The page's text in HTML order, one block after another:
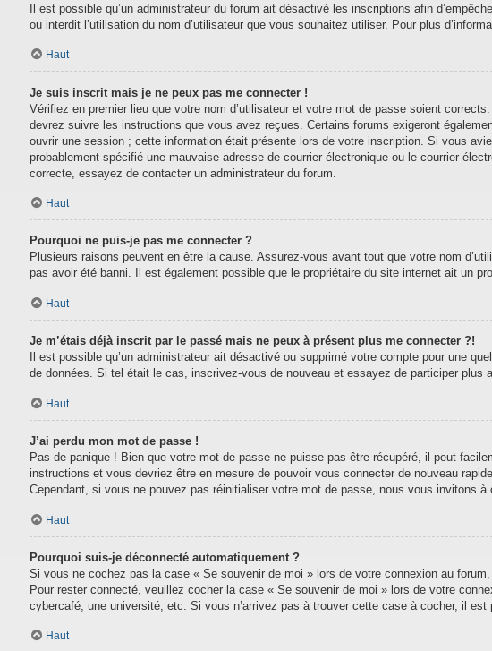
Il est possible qu’un administrateur du forum ait désactivé les inscriptions afin
ou interdit l’utilisation du nom d’utilisateur que vous souhaitez utiliser. Pour plus
Haut
Je suis inscrit mais je ne peux pas me connecter !
Vérifiez en premier lieu que votre nom d’utilisateur et votre mot de passe soient
devrez suivre les instructions que vous avez reçues. Certains forums exigeront
ouvrir une session ; cette information était présente lors de votre inscription. Si vous
probablement spécifié une mauvaise adresse de courrier électronique ou le courrier
correcte, essayez de contacter un administrateur du forum.
Haut
Pourquoi ne puis-je pas me connecter ?
Plusieurs raisons peuvent en être la cause. Assurez-vous avant tout que votre nom
pas avoir été banni. Il est également possible que le propriétaire du site internet ait un
Haut
Je m’étais déjà inscrit par le passé mais ne peux à présent plus me connecter ?!
Il est possible qu’un administrateur ait désactivé ou supprimé votre compte pour une
de données. Si tel était le cas, inscrivez-vous de nouveau et essayez de participer plus
Haut
J’ai perdu mon mot de passe !
Pas de panique ! Bien que votre mot de passe ne puisse pas être récupéré, il peut
instructions et vous devriez être en mesure de pouvoir vous connecter de nouveau
Cependant, si vous ne pouvez pas réinitialiser votre mot de passe, nous vous invitons à
Haut
Pourquoi suis-je déconnecté automatiquement ?
Si vous ne cochez pas la case « Se souvenir de moi » lors de votre connexion au
Pour rester connecté, veuillez cocher la case « Se souvenir de moi » lors de votre
cybercafé, une université, etc. Si vous n’arrivez pas à trouver cette case à cocher, il
Haut